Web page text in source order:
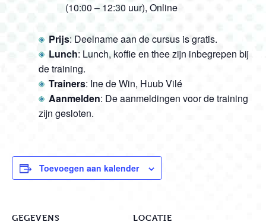
(10:00 – 12:30 uur), Online
Prijs: Deelname aan de cursus is gratis.
Lunch: Lunch, koffie en thee zijn inbegrepen bij
de training.
Trainers: Ine de Win, Huub Vilé
Aanmelden: De aanmeldingen voor de training
zijn gesloten.
Toevoegen aan kalender
GEGEVENS LOCATIE